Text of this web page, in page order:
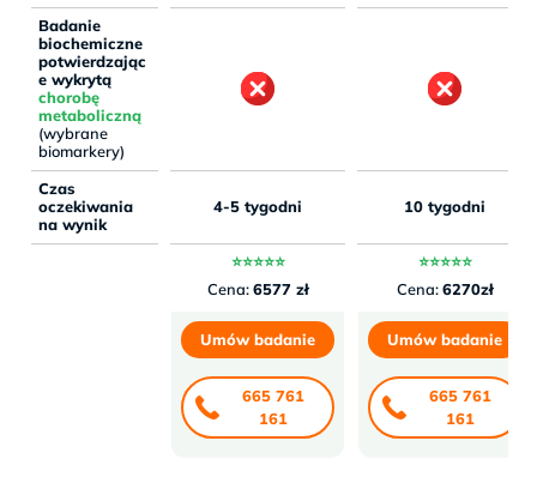
Badanie
biochemiczne
potwierdzając
e wykrytą
chorobę
metaboliczną
(wybrane
biomarkery)
Czas
oczekiwania
na wynik
4-5 tygodni 10 tygodni
⭐⭐⭐⭐⭐
Cena:6577 zł
⭐⭐⭐⭐⭐
Cena:6270zł
Umów badanie
665 761
161
Umów badanie
665 761
161